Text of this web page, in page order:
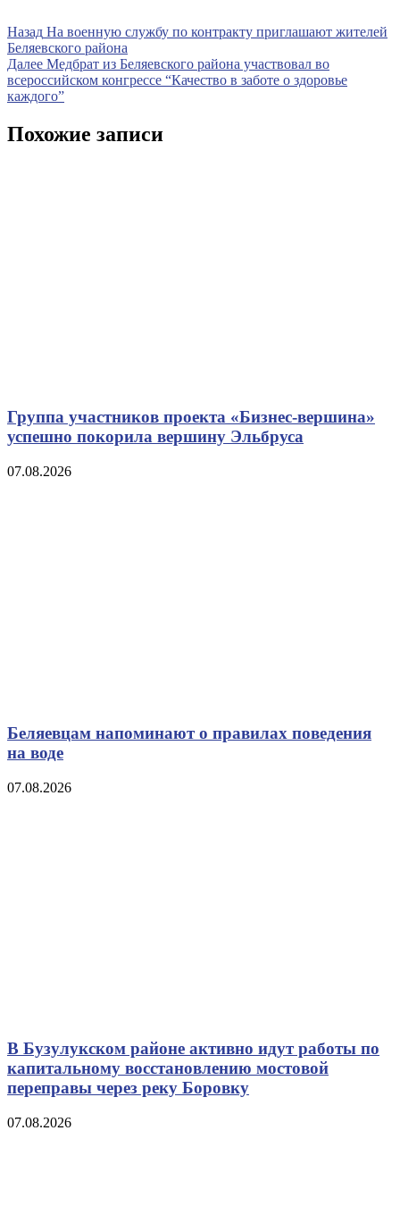
Навигация
по
записям
Назад Предыдущая
запись
На военную службу по контракту приглашают жителей
Беляевского района
Далее Следующая
запись
Медбрат из Беляевского района участвовал во
всероссийском конгрессе “Качество в заботе о здоровье
каждого”
Похожие записи
Группа участников проекта «Бизнес‑вершина»
успешно покорила вершину Эльбруса
07.08.2026
Беляевцам напоминают о правилах поведения
на воде
07.08.2026
В Бузулукском районе активно идут работы по
капитальному восстановлению мостовой
переправы через реку Боровку
07.08.2026